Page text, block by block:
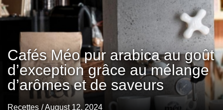
Cafés Méo pur arabica au goût
d’exception grâce au mélange
d’arômes et de saveurs
Recettes / August 12, 2024